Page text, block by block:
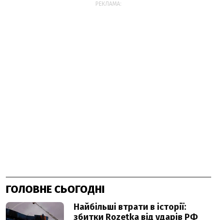
РЕКЛАМА:
ГОЛОВНЕ СЬОГОДНІ
Найбільші втрати в історії:
збитки Rozetka від ударів РФ